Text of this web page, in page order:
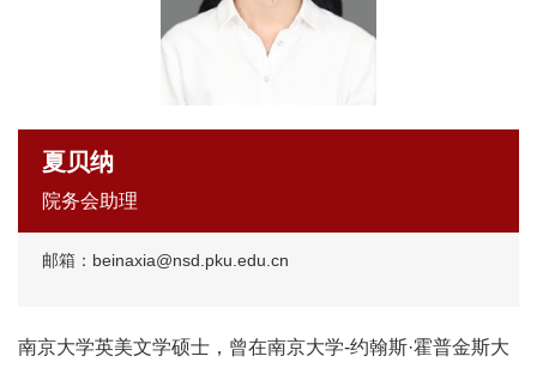
夏贝纳
院务会助理
邮箱：beinaxia@nsd.pku.edu.cn
南京大学英美文学硕士，曾在南京大学-约翰斯·霍普金斯大